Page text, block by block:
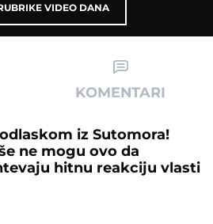
VIDEO DANA
KOMENTARI
iz Sutomora!
ne mogu ovo da
hitnu reakciju vlasti